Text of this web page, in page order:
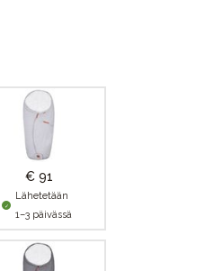
€ 91
Lähetetään
1–3 päivässä